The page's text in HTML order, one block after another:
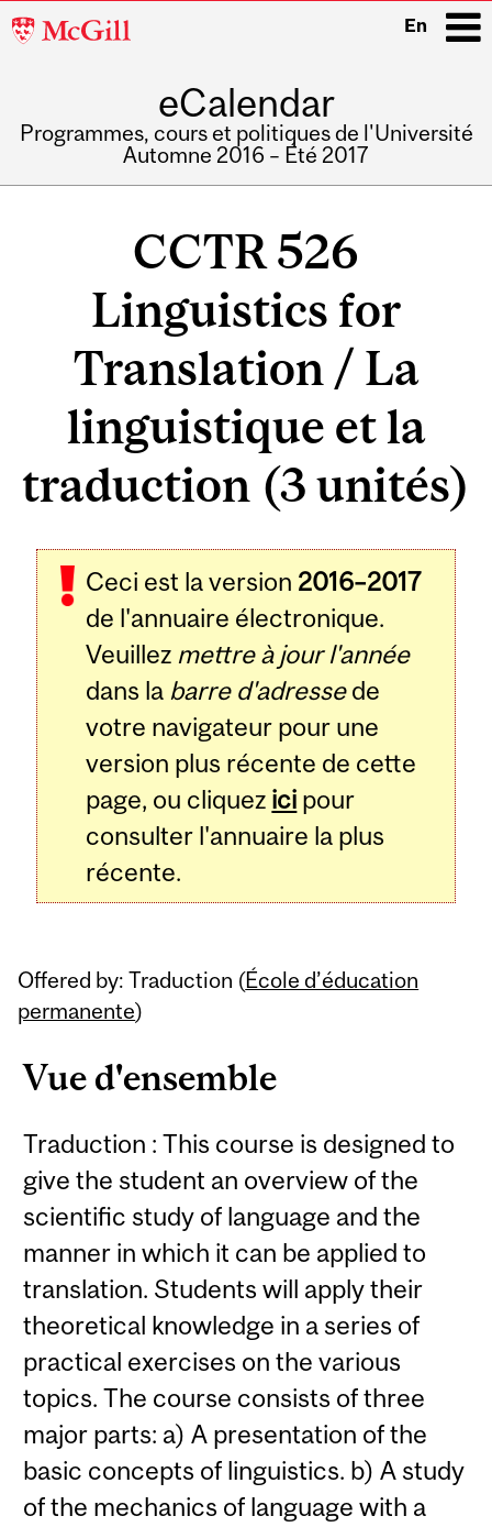
McGill
En
eCalendar
Programmes, cours et politiques de l'Université
Automne 2016 – Été 2017
CCTR 526
Linguistics for
Translation / La
linguistique et la
traduction (3 unités)
Ceci est la version 2016–2017
de l'annuaire électronique.
Veuillez mettre à jour l'année
dans la barre d'adressede
votre navigateur pour une
version plus récente de cette
page, ou cliquez ici pour
consulter l'annuaire la plus
récente.
Offered by: Traduction (École d’éducation
permanente)
Vue d'ensemble
Traduction : This course is designed to
give the student an overview of the
scientific study of language and the
manner in which it can be applied to
translation. Students will apply their
theoretical knowledge in a series of
practical exercises on the various
topics. The course consists of three
major parts: a) A presentation of the
basic concepts of linguistics. b) A study
of the mechanics of language with a
Related
Content